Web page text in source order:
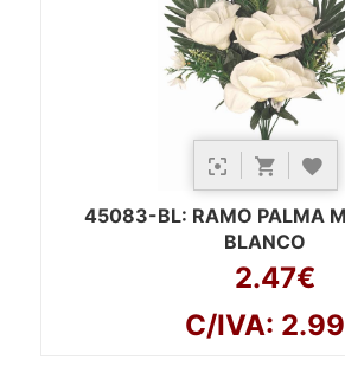
45083-BL: RAMO PALMA
BLANCO
2.47€
C/IVA: